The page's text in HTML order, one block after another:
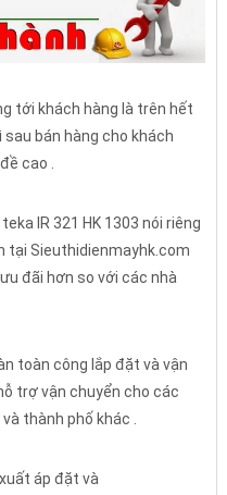
tới khách hàng là trên hết
bán hàng cho khách
cao .
IR 321 HK 1303 nói riêng
tại Sieuthidienmayhk.com
đãi hơn so với các nhà
toàn công lắp đặt và vận
trợ vận chuyển cho các
thành phố khác .
áp đặt và